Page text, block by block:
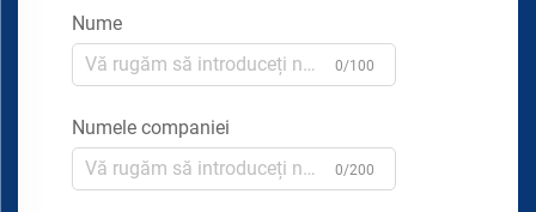
Nume
0/100
Numele companiei
0/200